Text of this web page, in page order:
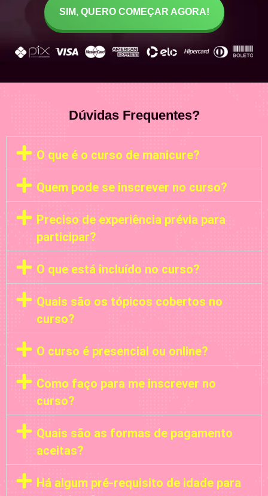
SIM, QUERO COMEÇAR AGORA!
Dúvidas Frequentes?
O que é o curso de manicure?
Quem pode se inscrever no curso?
Preciso de experiência prévia para
participar?
O que está incluído no curso?
Quais são os tópicos cobertos no
curso?
O curso é presencial ou online?
Como faço para me inscrever no
curso?
Quais são as formas de pagamento
aceitas?
Há algum pré-requisito de idade para